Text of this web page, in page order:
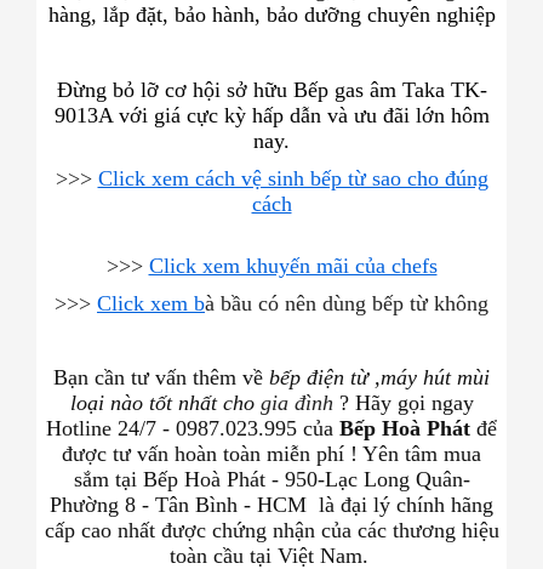
hàng, lắp đặt, bảo hành, bảo dưỡng chuyên nghiệp
Đừng bỏ lỡ cơ hội sở hữu Bếp gas âm Taka TK-
9013A với giá cực kỳ hấp dẫn và ưu đãi lớn hôm
nay.
>>> Click xem cách vệ sinh bếp từ sao cho đúng
cách
>>> Click xem khuyến mãi của chefs
>>> Click xem bà bầu có nên dùng bếp từ không
Bạn cần tư vấn thêm về bếp điện từ ,máy hút mùi
loại nào tốt nhất cho gia đình ? Hãy gọi ngay
Hotline 24/7 - 0987.023.995 của Bếp Hoà Phát để
được tư vấn hoàn toàn miễn phí ! Yên tâm mua
sắm tại Bếp Hoà Phát - 950-Lạc Long Quân-
Phường 8 - Tân Bình - HCM là đại lý chính hãng
cấp cao nhất được chứng nhận của các thương hiệu
toàn cầu tại Việt Nam.